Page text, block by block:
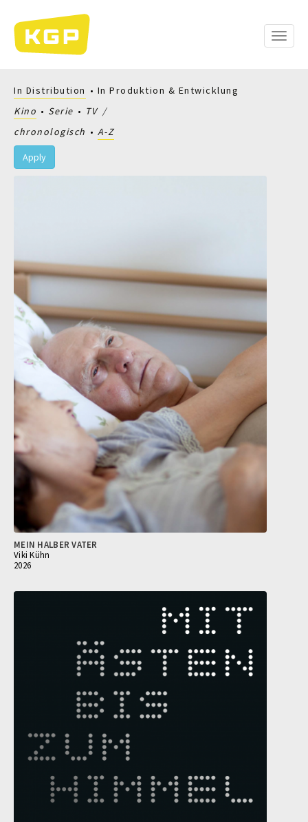
zum
Inhalt
Toggle
In Distribution
In Produktion & Entwicklung
Kino
Serie
TV
chronologisch
A-Z
Apply
MEIN HALBER VATER
Viki Kühn
2026